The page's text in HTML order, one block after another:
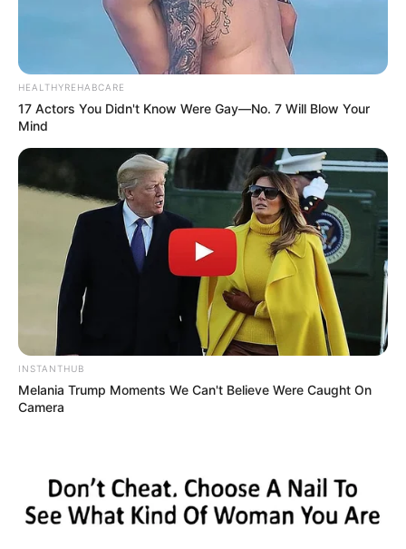
https://emcadernos.wordpress.com/
Se você gostou de conhecer os principais tipos de
encadernação, tenho certeza que também vai
gostar do
Absolutamente Completo
. Lá tem dicas especiais
para quem está começando nessa atividade. Com
esse artigo descubra o que é necessário para
iniciar esse tipo de trabalho. Além disso, fique
por dentro dos produtos de maior saída, caso a
intenção seja começar um negócio lucrativo ou
ganhar uma renda extra com a Encadernação
Artesanal.
Um grande abraço e muito sucesso!
Referências
HEALTHYREHABCARE
17 Actors You Didn't Know Were Gay—No. 7 Will Blow Your
Mind
INSTANTHUB
Melania Trump Moments We Can't Believe Were Caught On
Camera